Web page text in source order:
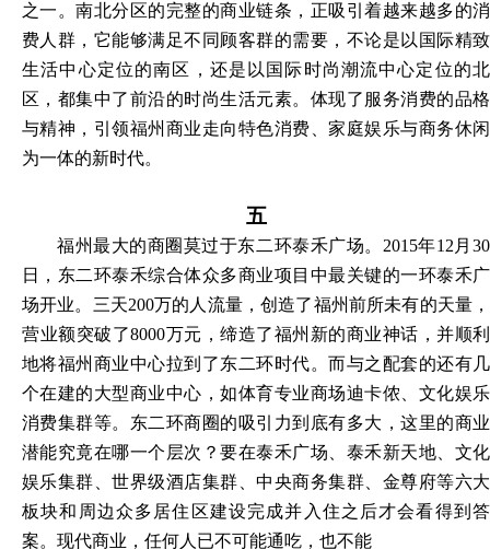
之一。南北分区的完整的商业链条，正吸引着越来越多的消
费人群，它能够满足不同顾客群的需要，不论是以国际精致
生活中心定位的南区，还是以国际时尚潮流中心定位的北
区，都集中了前沿的时尚生活元素。体现了服务消费的品格
与精神，引领福州商业走向特色消费、家庭娱乐与商务休闲
为一体的新时代。
五
福州最大的商圈莫过于东二环泰禾广场。 2015年12月30
日，东二环泰禾综合体众多商业项目中最关键的一环泰禾广
场开业。三天200万的人流量，创造了福州前所未有的天量，
营业额突破了8000万元，缔造了福州新的商业神话，并顺利
地将福州商业中心拉到了东二环时代。而与之配套的还有几
个在建的大型商业中心，如体育专业商场迪卡侬、文化娱乐
消费集群等。东二环商圈的吸引力到底有多大，这里的商业
潜能究竟在哪一个层次？要在泰禾广场、泰禾新天地、文化
娱乐集群、世界级酒店集群、中央商务集群、金尊府等六大
板块和周边众多居住区建设完成并入住之后才会看得到答
案。现代商业，任何人已不可能通吃，也不能